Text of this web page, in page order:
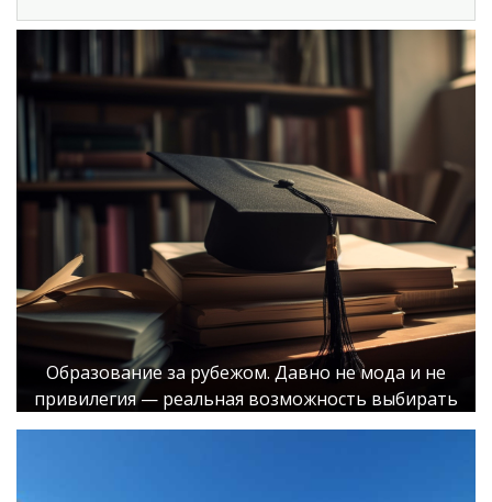
Образование за рубежом. Давно не мода и не
привилегия — реальная возможность выбирать